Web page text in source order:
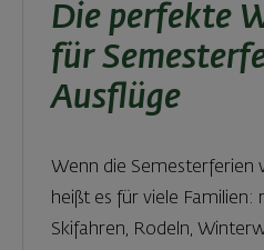
Die perfekte
für
Ausflüge
Wenn die Semesterferien
heißt es für viele Familien:
Skifahren, Rodeln,